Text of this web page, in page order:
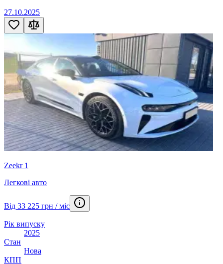
27.10.2025
Zeekr 1
Легкові авто
Від 33 225 грн / міс
Рік випуску
2025
Стан
Нова
КПП